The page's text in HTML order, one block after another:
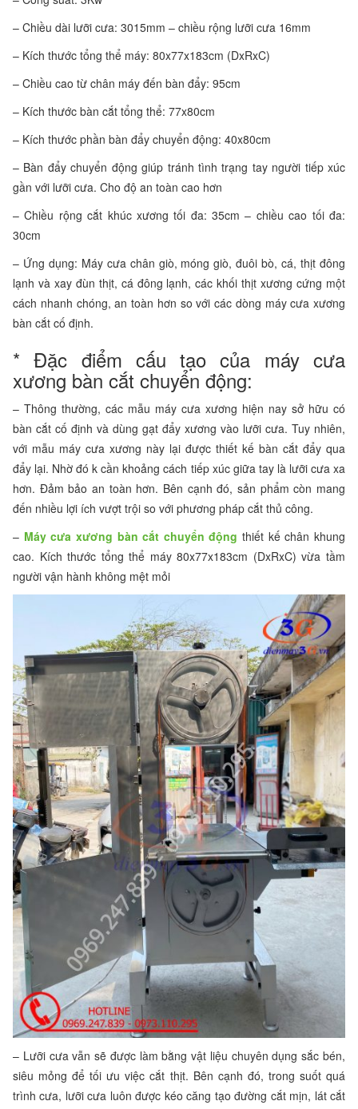
– Chiều dài lưỡi cưa: 3015mm – chiều rộng lưỡi cưa 16mm
– Kích thước tổng thể máy: 80x77x183cm (DxRxC)
– Chiều cao từ chân máy đến bàn đẩy: 95cm
– Kích thước bàn cắt tổng thể: 77x80cm
– Kích thước phần bàn đẩy chuyển động: 40x80cm
– Bàn đẩy chuyển động giúp tránh tình trạng tay người tiếp xúc
gần với lưỡi cưa. Cho độ an toàn cao hơn
– Chiều rộng cắt khúc xương tối đa: 35cm – chiều cao tối đa:
30cm
– Ứng dụng: Máy cưa chân giò, móng giò, đuôi bò, cá, thịt đông
lạnh và xay đùn thịt, cá đông lạnh, các khối thịt xương cứng một
cách nhanh chóng, an toàn hơn so với các dòng máy cưa xương
bàn cắt cố định.
* Đặc điểm cấu tạo của máy cưa
xương bàn cắt chuyển động:
– Thông thường, các mẫu máy cưa xương hiện nay sở hữu có
bàn cắt cố định và dùng gạt đẩy xương vào lưỡi cưa. Tuy nhiên,
với mẫu máy cưa xương này lại được thiết kế bàn cắt đẩy qua
đẩy lại. Nhờ đó k cần khoảng cách tiếp xúc giữa tay là lưỡi cưa xa
hơn. Đảm bảo an toàn hơn. Bên cạnh đó, sản phẩm còn mang
đến nhiều lợi ích vượt trội so với phương pháp cắt thủ công.
– Máy cưa xương bàn cắt chuyển động thiết kế chân khung
cao. Kích thước tổng thể máy 80x77x183cm (DxRxC) vừa tầm
người vận hành không mệt mỏi
– Lưỡi cưa vẫn sẽ được làm bằng vật liệu chuyên dụng sắc bén,
siêu mỏng để tối ưu việc cắt thịt. Bên cạnh đó, trong suốt quá
trình cưa, lưỡi cưa luôn được kéo căng tạo đường cắt mịn, lát cắt